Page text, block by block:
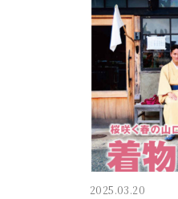
2025.03.20